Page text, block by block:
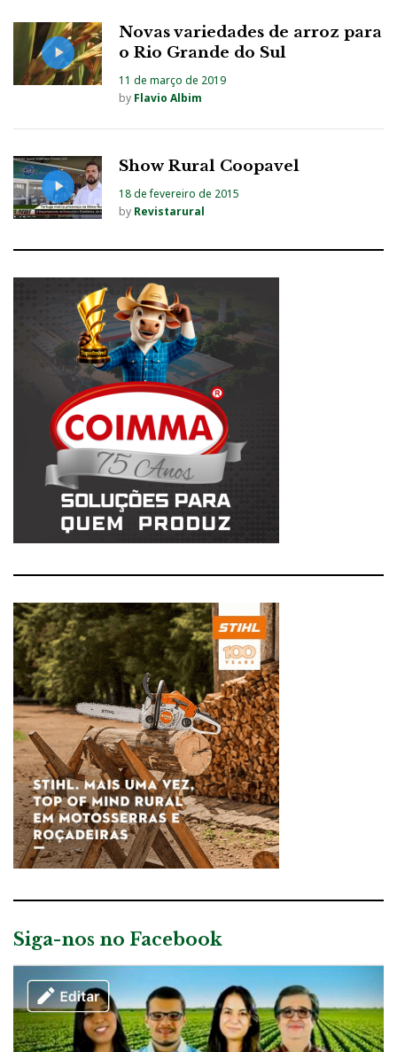
Novas variedades de arroz para
o Rio Grande do Sul
11 de março de 2019
by Flavio Albim
Show Rural Coopavel
18 de fevereiro de 2015
by Revistarural
Siga-nos no Facebook